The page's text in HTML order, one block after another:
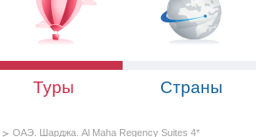
Туры Страны
ОАЭ. Шарджа. Al Maha Regency Suites 4*